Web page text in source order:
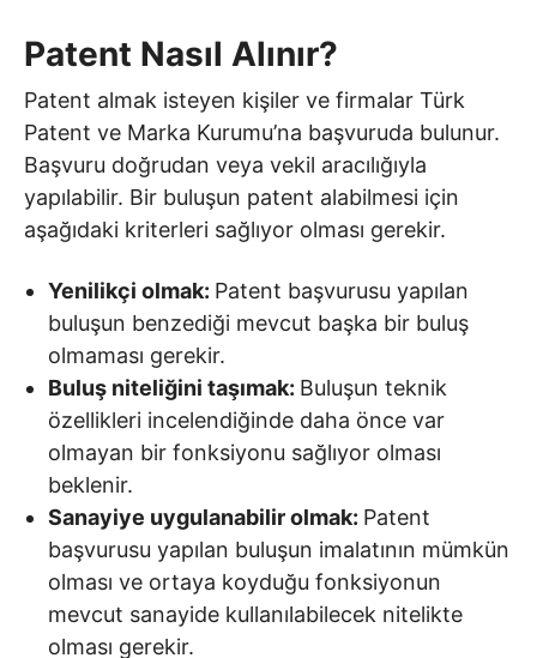
Patent Nasıl Alınır?
Patent almak isteyen kişiler ve firmalar Türk
Patent ve Marka Kurumu’na başvuruda bulunur.
Başvuru doğrudan veya vekil aracılığıyla
yapılabilir. Bir buluşun patent alabilmesi için
aşağıdaki kriterleri sağlıyor olması gerekir.
Yenilikçi olmak: Patent başvurusu yapılan
buluşun benzediği mevcut başka bir buluş
olmaması gerekir.
Buluş niteliğini taşımak: Buluşun teknik
özellikleri incelendiğinde daha önce var
olmayan bir fonksiyonu sağlıyor olması
beklenir.
Sanayiye uygulanabilir olmak: Patent
başvurusu yapılan buluşun imalatının mümkün
olması ve ortaya koyduğu fonksiyonun
mevcut sanayide kullanılabilecek nitelikte
olması gerekir.